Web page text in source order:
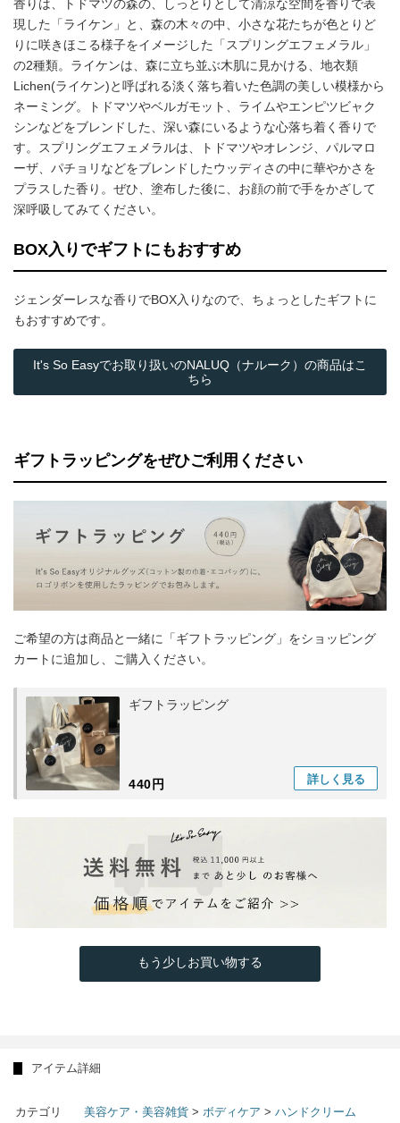
香りは、トドマツの森の、しっとりとして清涼な空間を香りで表
現した「ライケン」と、森の木々の中、小さな花たちが色とりど
りに咲きほこる様子をイメージした「スプリングエフェメラル」
の2種類。ライケンは、森に立ち並ぶ木肌に見かける、地衣類
Lichen(ライケン)と呼ばれる淡く落ち着いた色調の美しい模様から
ネーミング。トドマツやベルガモット、ライムやエンピツビャク
シンなどをブレンドした、深い森にいるような心落ち着く香りで
す。スプリングエフェメラルは、トドマツやオレンジ、パルマロ
ーザ、パチョリなどをブレンドしたウッディさの中に華やかさを
プラスした香り。ぜひ、塗布した後に、お顔の前で手をかざして
深呼吸してみてください。
BOX入りでギフトにもおすすめ
ジェンダーレスな香りでBOX入りなので、ちょっとしたギフトに
もおすすめです。
It's So Easyでお取り扱いのNALUQ（ナルーク）の商品はこ
ちら
ギフトラッピングをぜひご利用ください
ご希望の方は商品と一緒に「ギフトラッピング」をショッピング
カートに追加し、ご購入ください。
ギフトラッピング
440円 詳しく 見る
もう少しお買い物する
アイテム詳細
カテゴリ 美容ケア・美容雑貨 > ボディケア > ハンドクリーム